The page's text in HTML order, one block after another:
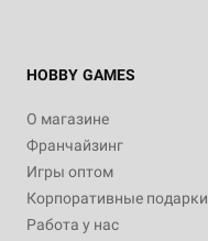
HOBBY GAMES
О магазине
Франчайзинг
Игры оптом
Корпоративные подарки
Работа у нас